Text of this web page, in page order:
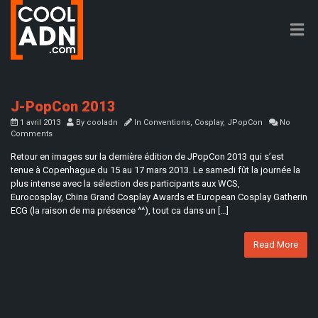
J-PopCon 2013
1 avril 2013 By cooladn In Conventions, Cosplay, JPopCon
No
Comments
Retour en images sur la dernière édition de JPopCon 2013 qui s’est
tenue à Copenhague du 15 au 17 mars 2013. Le samedi fût la journée la
plus intense avec la sélection des participants aux WCS,
Eurocosplay, China Grand Cosplay Awards et European Cosplay Gatherin
ECG (la raison de ma présence ^^), tout ca dans un […]
Read More